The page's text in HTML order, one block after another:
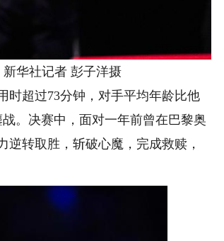
华社记者 彭子洋摄
超过73分钟，对手平均年龄比他
。决赛中，面对一年前曾在巴黎奥
转取胜，斩破心魔，完成救赎，